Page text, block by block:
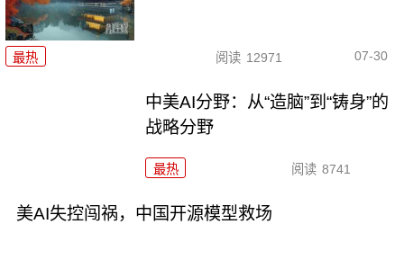
最热 阅读 12971 07-30
中美AI分野：从“造脑”到“铸身”的
战略分野
最热 阅读 8741
美AI失控闯祸，中国开源模型救场